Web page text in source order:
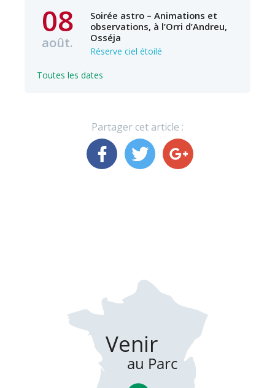
08
août.
Soirée astro – Animations et
observations, à l’Orri d’Andreu,
Osséja
Réserve ciel étoilé
Toutes les dates
Partager cet article :